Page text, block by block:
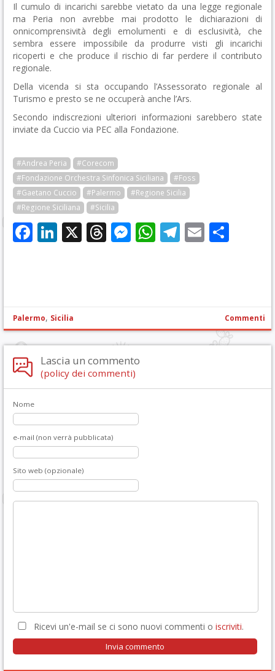
Il cumulo di incarichi sarebbe vietato da una legge regionale
ma Peria non avrebbe mai prodotto le dichiarazioni di
onnicomprensività degli emolumenti e di esclusività, che
sembra essere impossibile da produrre visti gli incarichi
ricoperti e che produce il rischio di far perdere il contributo
regionale.
Della vicenda si sta occupando l’Assessorato regionale al
Turismo e presto se ne occuperà anche l’Ars.
Secondo indiscrezioni ulteriori informazioni sarebbero state
inviate da Cuccio via PEC alla Fondazione.
#Andrea Peria
#Corecom
#Fondazione Orchestra Sinfonica Siciliana
#Foss
#Gaetano Cuccio
#Palermo
#Regione Sicilia
#Regione Siciliana
#Sicilia
Facebook
LinkedIn
X Threads
Messenger
WhatsApp
Telegram
Email
Palermo, Sicilia Commenti
Lascia un commento
(policy dei commenti)
Nome
e-mail (non verrà pubblicata)
Sito web (opzionale)
Ricevi un'e-mail se ci sono nuovi commenti o iscriviti.